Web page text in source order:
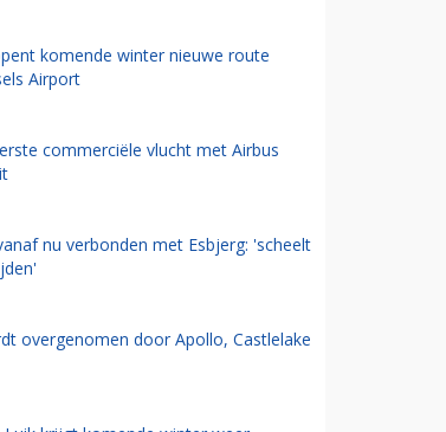
komende winter nieuwe route
Airport
commerciële vlucht met Airbus
nu verbonden met Esbjerg: 'scheelt
overgenomen door Apollo, Castlelake